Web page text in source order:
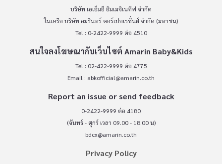
บริษัท เอเอ็มอี อิมเมจิเนทีฟ จำกัด
ในเครือ บริษัท อมรินทร์ คอร์เปอเรชั่นส์ จำกัด (มหาชน)
Tel : 0-2422-9999 ต่อ 4510
สนใจลงโฆษณากับเว็บไซต์ Amarin Baby&Kids
Tel : 02-422-9999 ต่อ 4775
Email : abkofficial@amarin.co.th
Report an issue or send feedback
0-2422-9999 ต่อ 4180
(จันทร์ - ศุกร์ เวลา 09.00 - 18.00 น)
bdcx@amarin.co.th
Privacy Policy